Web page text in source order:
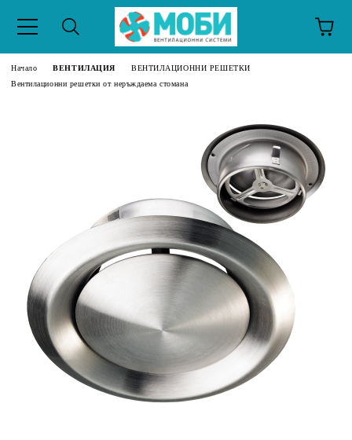
Начало ВЕНТИЛАЦИЯ
ВЕНТИЛАЦИОННИ РЕШЕТКИ
Вентилационни решетки от неръждаема стомана